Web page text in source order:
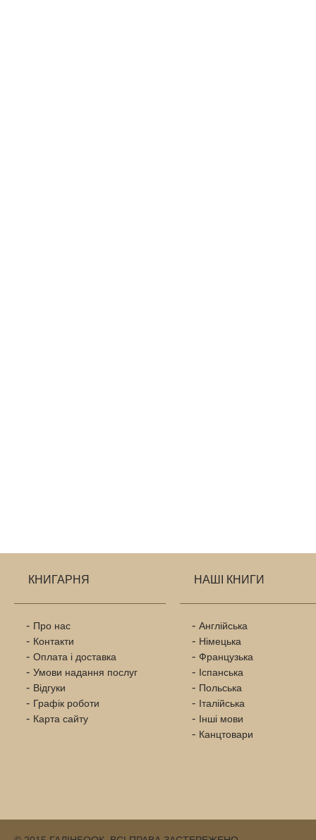
КНИГАРНЯ
Про нас
Контакти
Оплата і доставка
Умови надання послуг
Відгуки
Графік роботи
Карта сайту
НАШІ КНИГИ
Англійська
Німецька
Французька
Іспанська
Польська
Італійська
Інші мови
Канцтовари